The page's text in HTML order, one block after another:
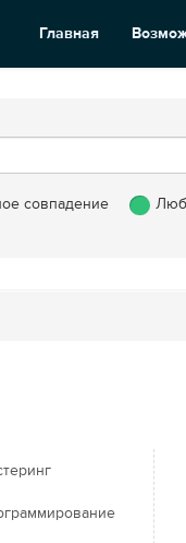
Главная
совпадение